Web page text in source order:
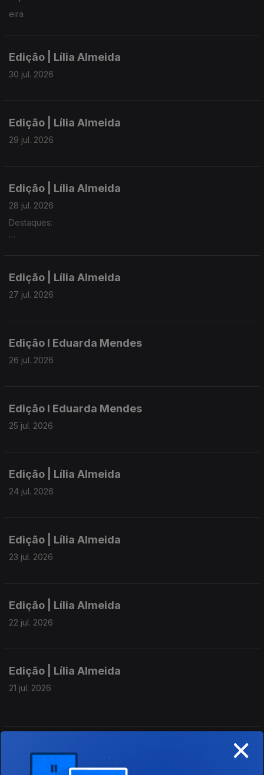
eira
Edição | Lília Almeida
30 jul. 2026
Edição | Lília Almeida
29 jul. 2026
Edição | Lília Almeida
28 jul. 2026
Destaques:
► PS denuncia falta de respostas do Governo da República
sobre a requalificação da esquadra da PSP na Ribeira Grande
Edição | Lília Almeida
27 jul. 2026
Edição I Eduarda Mendes
26 jul. 2026
Edição I Eduarda Mendes
25 jul. 2026
Edição | Lília Almeida
24 jul. 2026
Edição | Lília Almeida
23 jul. 2026
Edição | Lília Almeida
22 jul. 2026
Edição | Lília Almeida
21 jul. 2026
Edição | Margarida Pereira
20 jul. 2026 ×